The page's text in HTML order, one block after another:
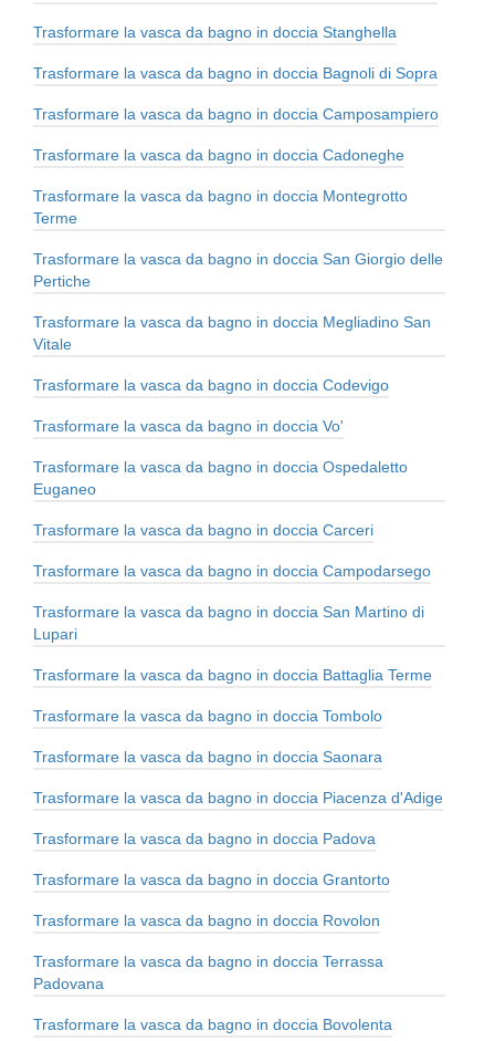
Trasformare la vasca da bagno in doccia Stanghella
Trasformare la vasca da bagno in doccia Bagnoli di Sopra
Trasformare la vasca da bagno in doccia Camposampiero
Trasformare la vasca da bagno in doccia Cadoneghe
Trasformare la vasca da bagno in doccia Montegrotto
Terme
Trasformare la vasca da bagno in doccia San Giorgio delle
Pertiche
Trasformare la vasca da bagno in doccia Megliadino San
Vitale
Trasformare la vasca da bagno in doccia Codevigo
Trasformare la vasca da bagno in doccia Vo'
Trasformare la vasca da bagno in doccia Ospedaletto
Euganeo
Trasformare la vasca da bagno in doccia Carceri
Trasformare la vasca da bagno in doccia Campodarsego
Trasformare la vasca da bagno in doccia San Martino di
Lupari
Trasformare la vasca da bagno in doccia Battaglia Terme
Trasformare la vasca da bagno in doccia Tombolo
Trasformare la vasca da bagno in doccia Saonara
Trasformare la vasca da bagno in doccia Piacenza d'Adige
Trasformare la vasca da bagno in doccia Padova
Trasformare la vasca da bagno in doccia Grantorto
Trasformare la vasca da bagno in doccia Rovolon
Trasformare la vasca da bagno in doccia Terrassa
Padovana
Trasformare la vasca da bagno in doccia Bovolenta